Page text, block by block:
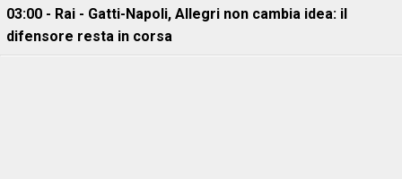
03:00 - Rai - Gatti-Napoli, Allegri non cambia idea: il
difensore resta in corsa